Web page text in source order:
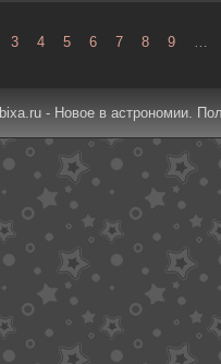
3 4 5 6 7 8 9
Ibixa.ru - Новое в астрономии.